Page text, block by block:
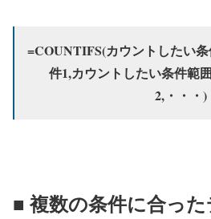
=COUNTIFS(カウントしたい
件1,カウントしたい条件範
2,・・・)
■ 複数の条件に合っ